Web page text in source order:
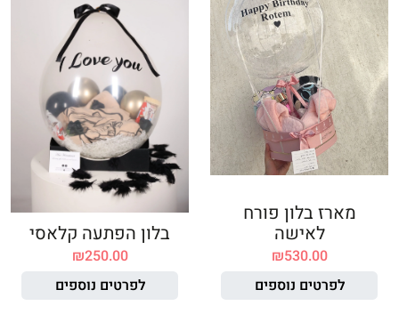
מארז בלון פורח
לאישה
₪530.00
לפרטים נוספים
בלון הפתעה קלאסי
₪250.00
לפרטים נוספים